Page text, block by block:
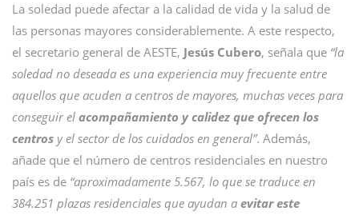
La soledad puede afectar a la calidad de vida y la salud de
las personas mayores considerablemente. A este respecto,
el secretario general de AESTE, Jesús Cubero, señala que “la
soledad no deseada es una experiencia muy frecuente entre
aquellos que acuden a centros de mayores, muchas veces para
conseguir el acompañamiento y calidez que ofrecen los
centros y el sector de los cuidados en general”. Además,
añade que el número de centros residenciales en nuestro
país es de “aproximadamente 5.567, lo que se traduce en
384.251 plazas residenciales que ayudan a evitar este